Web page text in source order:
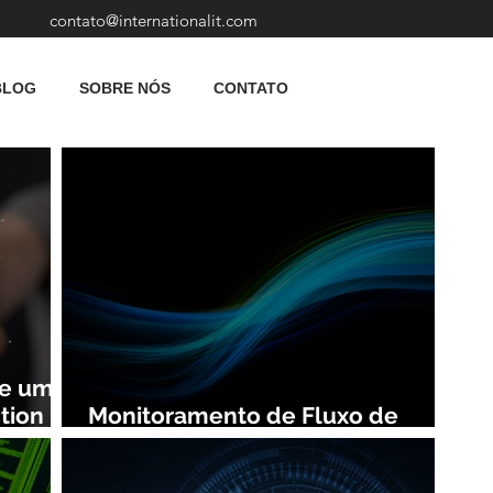
contato@internationalit.com
SOBRE NÓS CONTATO
uma
Monitoramento de Fluxo de
Rede: Vantagens e Benefícios